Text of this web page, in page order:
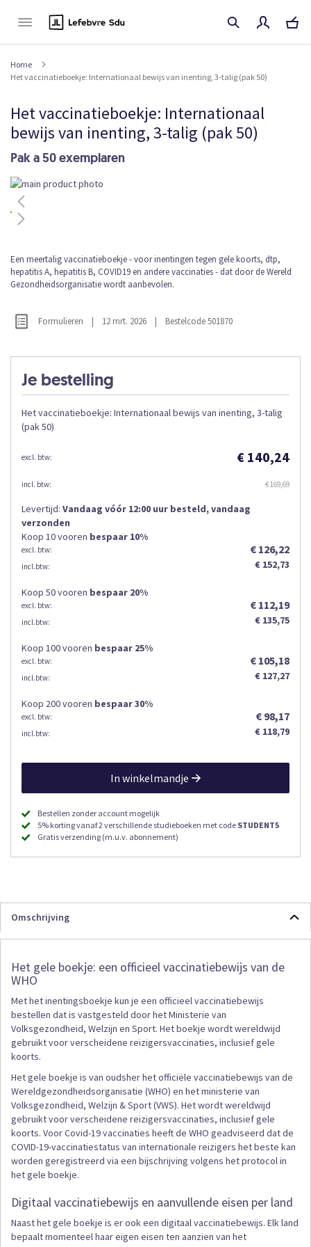
Home
Het vaccinatieboekje: Internationaal bewijs van inenting, 3-talig (pak 50)
Het vaccinatieboekje: Internationaal
bewijs van inenting, 3-talig (pak 50)
Pak a 50 exemplaren
Je bestelling
Het vaccinatieboekje: Internationaal bewijs van inenting, 3-talig
(pak 50)
€ 140,24
€ 169,69
Levertijd: Vandaag vóór 12:00 uur besteld, vandaag
verzonden
Koop 10 vooren bespaar 10%
€ 126,22
€ 152,73
Koop 50 vooren bespaar 20%
€ 112,19
€ 135,75
Koop 100 vooren bespaar 25%
€ 105,18
€ 127,27
Koop 200 vooren bespaar30%
€ 98,17
€ 118,79
In winkelmandje
Bestellen zonder account mogelijk
5% korting vanaf 2 verschillende studieboeken met code STUDENT5
Gratis verzending (m.u.v. abonnement)
Ga
naar
het
einde
de
afbeeldingen-
gallerij
Formulieren | 12 mrt. 2026 | Bestelcode 501870
Ga
naar
het
van
de
gallerij
Een meertalig vaccinatieboekje - voor inentingen tegen gele koorts, dtp,
hepatitis A, hepatitis B, COVID19 en andere vaccinaties - dat door de Wereld
Gezondheidsorganisatie wordt aanbevolen.
Omschrijving
Het gele boekje: een officieel vaccinatiebewijs van de
WHO
Met het inentingsboekje kun je een officieel vaccinatiebewijs
bestellen dat is vastgesteld door het Ministerie van
Volksgezondheid, Welzijn en Sport. Het boekje wordt wereldwijd
gebruikt voor verscheidene reizigersvaccinaties, inclusief gele
koorts.
Het gele boekje is van oudsher het officiële vaccinatiebewijs van de
Wereldgezondheidsorganisatie (WHO) en het ministerie van
Volksgezondheid, Welzijn & Sport (VWS). Het wordt wereldwijd
gebruikt voor verscheidene reizigersvaccinaties, inclusief gele
koorts. Voor Covid-19 vaccinaties heeft de WHO geadviseerd dat de
COVID-19-vaccinatiestatus van internationale reizigers het beste kan
worden geregistreerd via een bijschrijving volgens het protocol in
het gele boekje.
Digitaal vaccinatiebewijs en aanvullende eisen per land
Naast het gele boekje is er ook een digitaal vaccinatiebewijs. Elk land
bepaalt momenteel haar eigen eisen ten aanzien van het